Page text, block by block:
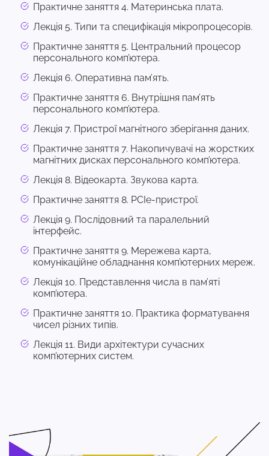
Практичне заняття 4. Материнська плата.
Лекція 5. Типи та специфікація мікропроцесорів.
Практичне заняття 5. Центральний процесор
персонального комп’ютера.
Лекція 6. Оперативна пам’ять.
Практичне заняття 6. Внутрішня пам’ять
персонального комп’ютера.
Лекція 7. Пристрої магнітного зберігання даних.
Практичне заняття 7. Накопичувачі на жорстких
магнітних дисках персонального комп’ютера.
Лекція 8. Відеокарта. Звукова карта.
Практичне заняття 8. PCIe-пристрої.
Лекція 9. Послідовний та паралельний
інтерфейс.
Практичне заняття 9. Мережева карта,
комунікаційне обладнання комп’ютерних мереж.
Лекція 10. Представлення числа в пам’яті
комп’ютера.
Практичне заняття 10. Практика форматування
чисел різних типів.
Лекція 11. Види архітектури сучасних
комп’ютерних систем.